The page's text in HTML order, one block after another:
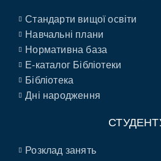
Стандарти вищої освіти
Навчальні плани
Нормативна база
E-каталог Бібліотеки
Бібліотека
Дні народження
Розклад занять